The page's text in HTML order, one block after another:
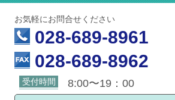
お気軽にお問合せください
028-689-8961
028-689-8962
受付時間 8:00〜19：00